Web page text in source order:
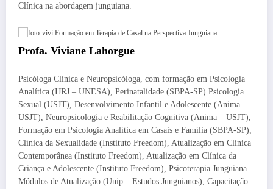
Clínica na abordagem junguiana.
Profa. Viviane Lahorgue
Psicóloga Clínica e Neuropsicóloga, com formação em Psicologia
Analítica (IJRJ – UNESA), Perinatalidade (SBPA-SP) Psicologia
Sexual (USJT), Desenvolvimento Infantil e Adolescente (Anima –
USJT), Neuropsicologia e Reabilitação Cognitiva (Anima – USJT),
Formação em Psicologia Analítica em Casais e Família (SBPA-SP),
Clínica da Sexualidade (Instituto Freedom), Atualização em Clínica
Contemporânea (Instituto Freedom), Atualização em Clínica da
Criança e Adolescente (Instituto Freedom), Psicoterapia Junguiana –
Módulos de Atualização (Unip – Estudos Junguianos), Capacitação